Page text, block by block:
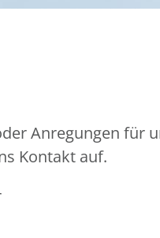
Anregungen für
Kontakt auf.